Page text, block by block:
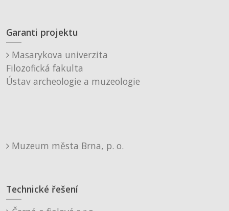
Garanti projektu
Masarykova univerzita
Filozofická fakulta
Ústav archeologie a muzeologie
Muzeum města Brna, p. o.
Technické řešení